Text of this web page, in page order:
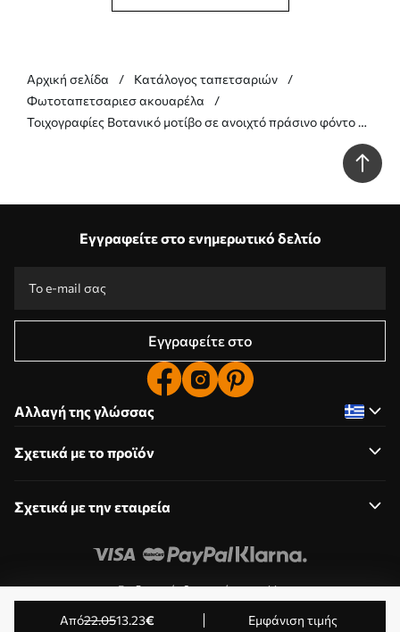
από22.0513.23€ Εμφάνιση τιμής
Αρχική σελίδα
Κατάλογος ταπετσαριών
Φωτοταπετσαριεσ ακουαρέλα
Τοιχογραφίες Βοτανικό μοτίβο σε ανοιχτό πράσινο φόντο με
Εγγραφείτε στο ενημερωτικό δελτίο
Εγγραφείτε στο
Αλλαγή της γλώσσας
Σχετικά με το προϊόν
Σχετικά με την εταιρεία
Επεξεργασία δικαιωμάτων cookie
© 2011-2026 Uwalls . Όλα τα δικαιώματα διατηρούνται.